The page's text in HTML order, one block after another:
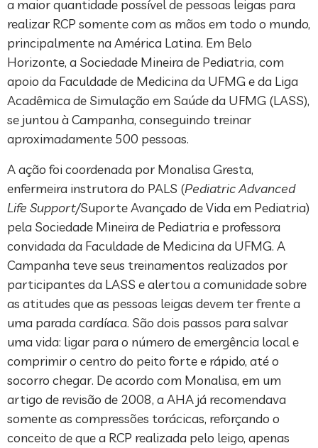
a maior quantidade possível de pessoas leigas para
realizar RCP somente com as mãos em todo o mundo,
principalmente na América Latina. Em Belo
Horizonte, a Sociedade Mineira de Pediatria, com
apoio da Faculdade de Medicina da UFMG e da Liga
Acadêmica de Simulação em Saúde da UFMG (LASS),
se juntou à Campanha, conseguindo treinar
aproximadamente 500 pessoas.
A ação foi coordenada por Monalisa Gresta,
enfermeira instrutora do PALS (Pediatric Advanced
Life Support/Suporte Avançado de Vida em Pediatria)
pela Sociedade Mineira de Pediatria e professora
convidada da Faculdade de Medicina da UFMG. A
Campanha teve seus treinamentos realizados por
participantes da LASS e alertou a comunidade sobre
as atitudes que as pessoas leigas devem ter frente a
uma parada cardíaca. São dois passos para salvar
uma vida: ligar para o número de emergência local e
comprimir o centro do peito forte e rápido, até o
socorro chegar. De acordo com Monalisa, em um
artigo de revisão de 2008, a AHA já recomendava
somente as compressões torácicas, reforçando o
conceito de que a RCP realizada pelo leigo, apenas